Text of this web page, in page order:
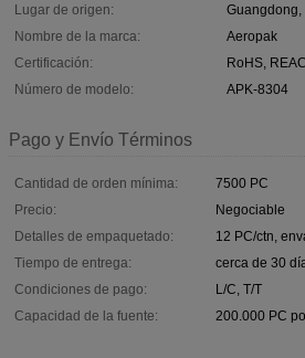
Lugar de origen:
Guangdong,
Nombre de la marca:
Aeropak
Certificación:
RoHS,
Número de modelo:
APK-8304
Pago y Envío Términos
Cantidad de orden mínima:
7500 PC
Precio:
Negociable
Detalles de empaquetado:
12 PC/ctn,
Tiempo de entrega:
cerca de 30
Condiciones de pago:
L/C, T/T
Capacidad de la fuente:
200.000 PC